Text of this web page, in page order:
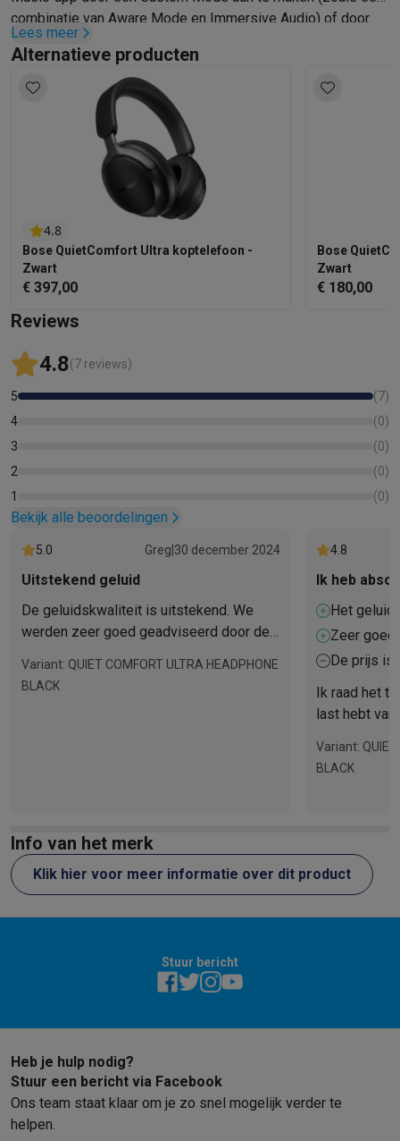
combinatie van Aware Mode en Immersive Audio) of door
Adjustable EQ-instellingen te gebruiken om het geluid aan te
passen. Stel tussendoor de lage, midden en hoge tonen in.
Of gebruik de app om de batterijduur te controleren, een
sneltoets aan te maken en verbonden apparaten te beheren.
Lees meer
Alternatieve producten
4.8
Bose QuietComfort Ultra koptelefoon -
Zwart
€ 397,00
Bose
Zwart
€ 180,00
Reviews
4.8(7 reviews)
5 (7)
4
(0)
3
(0)
2
(0)
1
(0)
Bekijk alle beoordelingen
5.0 Greg 30 december 2024
Uitstekend geluid
De geluidskwaliteit is uitstekend. We
werden zeer goed geadviseerd door de
Variant: QUIET COMFORT ULTRA HEADPHONE
BLACK
4.8
Ik heb
Het geluid
ultrastille
Zeer
hoofd en
De prijs is
Ik raad het
last hebt van
ongelooflijk.
Variant: QUIET
BLACK
Info van het merk
Klik hier voor meer informatie over dit product
Stuur bericht
Heb je hulp nodig?
Stuur een bericht via Facebook
Ons team staat klaar om je zo snel mogelijk verder te
helpen.